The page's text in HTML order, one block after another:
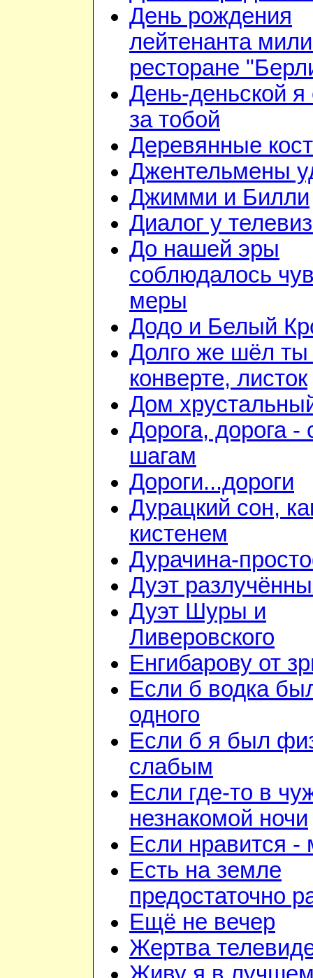
День рождения
лейтенанта
ресторане
День-деньской я
за тобой
Деревянные
Джентельмены
Джимми и Билли
Диалог у
До нашей эры
соблюдалось
меры
Додо и Белый
Долго же шёл ты
конверте, листок
Дом
Дорога, дорога -
шагам
Дороги...дороги
Дурацкий сон,
кистенем
Дурачина-
Дуэт
Дуэт Шуры и
Ливеровского
Енгибарову от
Если б водка
одного
Если б я был
слабым
Если где-то в
незнакомой ночи
Если нравится -
Есть на земле
предостаточно
Ещё не вечер
Жертва